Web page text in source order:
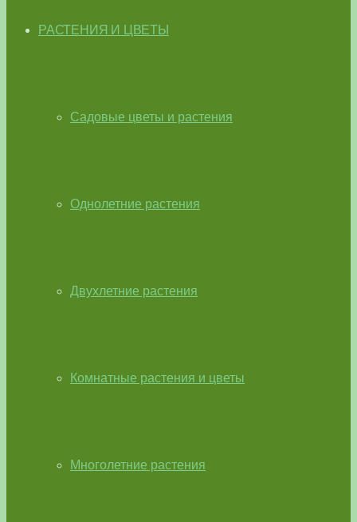
РАСТЕНИЯ И ЦВЕТЫ
Садовые цветы и растения
Однолетние растения
Двухлетние растения
Комнатные растения и цветы
Многолетние растения